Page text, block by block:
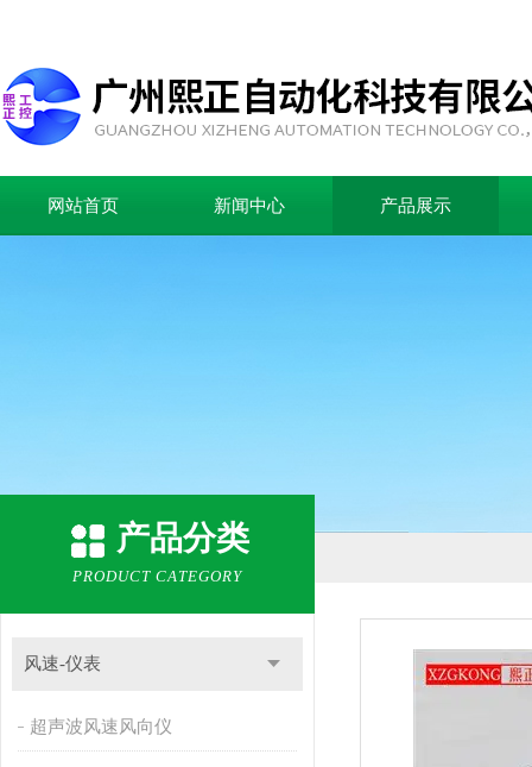
网站首页 新闻中心 产品展示
产品分类
PRODUCT CATEGORY
风速-仪表
超声波风速风向仪